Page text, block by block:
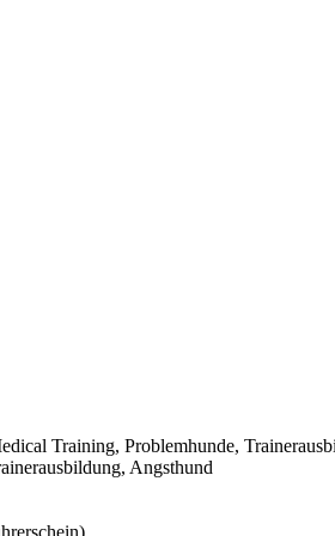
Training, Problemhunde,
Angsthund